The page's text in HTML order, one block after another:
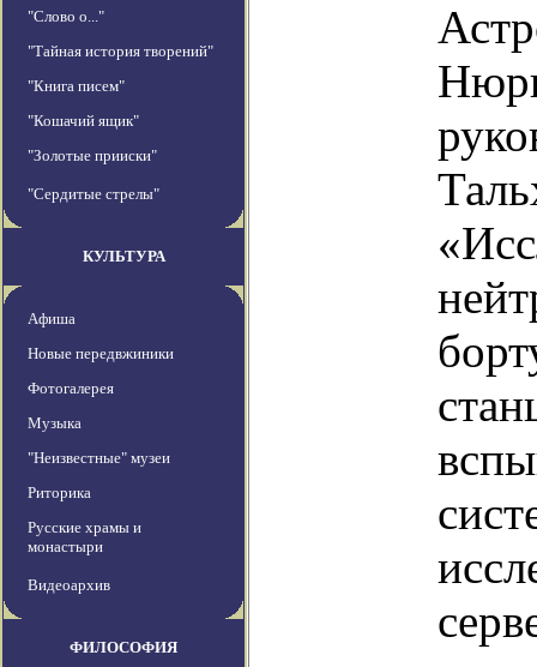
"Слово о..."
"Тайная история творений"
"Книга писем"
"Кошачий ящик"
"Золотые прииски"
"Сердитые стрелы"
КУЛЬТУРА
Афиша
Новые передвжиники
Фотогалерея
Музыка
"Неизвестные" музеи
Риторика
Русские храмы и
монастыри
Видеоархив
ФИЛОСОФИЯ